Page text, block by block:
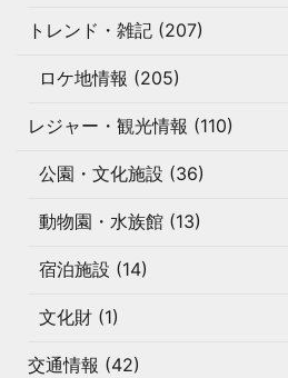
トレンド・雑記 (207)
ロケ地情報 (205)
レジャー・観光情報 (110)
公園・文化施設 (36)
動物園・水族館 (13)
宿泊施設 (14)
文化財 (1)
交通情報 (42)